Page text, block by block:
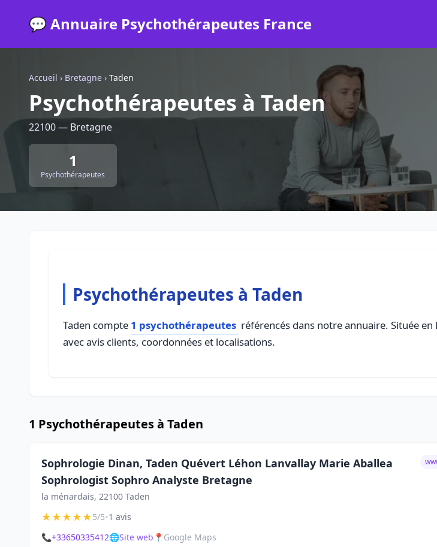
💬 Annuaire Psychothérapeutes France
Accueil › Bretagne › Taden
Psychothérapeutes à Taden
22100 — Bretagne
1
Psychothérapeutes
Psychothérapeutes à Taden
Taden compte 1 psychothérapeutes référencés dans notre annuaire. Située
avec avis clients, coordonnées et localisations.
1 Psychothérapeutes à Taden
Sophrologie Dinan, Taden Quévert Léhon Lanvallay Marie Aballea
Sophrologist Sophro Analyste Bretagne
la ménardais, 22100 Taden
★★★★★5/5•1 avis
📞+33650335412🌐Site web 📍 Google Maps